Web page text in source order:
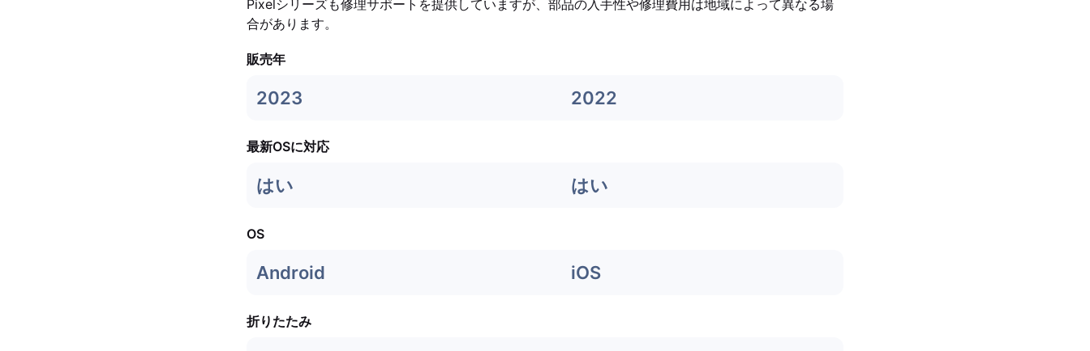
Pixelシリーズも修理サポートを提供していますが、部品の入手性や修理費用は地域によって異なる場
合があります。
販売年
2023 2022
最新OSに対応
はい はい
OS
Android iOS
折りたたみ